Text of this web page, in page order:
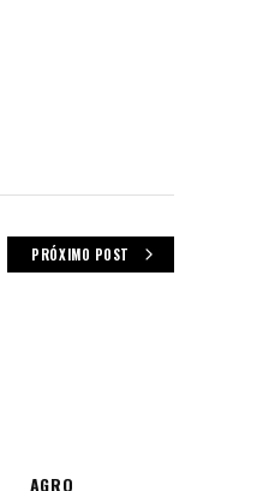
PRÓXIMO POST
AGRO